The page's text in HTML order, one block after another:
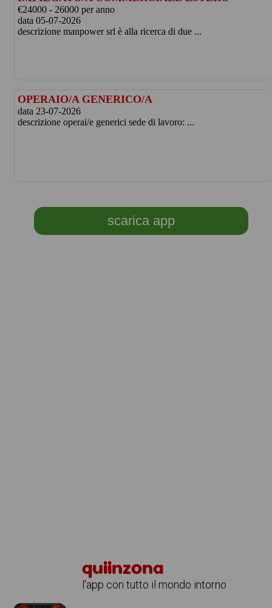
€24000 - 26000 per anno
data 05-07-2026
descrizione manpower srl è alla ricerca di due ...
OPERAIO/A GENERICO/A
data 23-07-2026
descrizione operai/e generici sede di lavoro: ...
scarica app
quiinzona
l'app con tutto il mondo intorno